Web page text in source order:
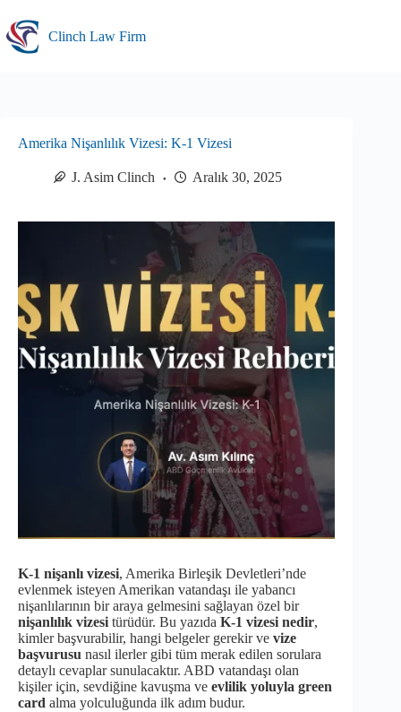
content
Clinch Law Firm
Amerika Nişanlılık Vizesi: K-1 Vizesi
J. Asim Clinch Aralık 30, 2025
K-1 nişanlı vizesi, Amerika Birleşik Devletleri’nde
evlenmek isteyen Amerikan vatandaşı ile yabancı
nişanlılarının bir araya gelmesini sağlayan özel bir
nişanlılık vizesi türüdür. Bu yazıda K-1 vizesi nedir,
kimler başvurabilir, hangi belgeler gerekir ve vize
başvurusu nasıl ilerler gibi tüm merak edilen sorulara
detaylı cevaplar sunulacaktır. ABD vatandaşı olan
kişiler için, sevdiğine kavuşma ve evlilik yoluyla green
card alma yolculuğunda ilk adım budur.